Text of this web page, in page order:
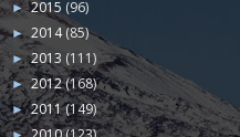
►2015 (96)
►2014(85)
►2013 (111)
►2012(168)
►2011(149)